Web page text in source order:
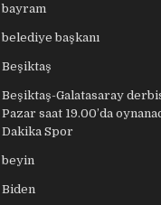
bayram
belediye başkanı
Beşiktaş
Beşiktaş-Galatasaray
Pazar saat 19.00’da
Dakika Spor
beyin
Biden